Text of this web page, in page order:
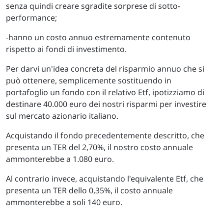
senza quindi creare sgradite sorprese di sotto-
performance;
-hanno un costo annuo estremamente contenuto
rispetto ai fondi di investimento.
Per darvi un'idea concreta del risparmio annuo che si
può ottenere, semplicemente sostituendo in
portafoglio un fondo con il relativo Etf, ipotizziamo di
destinare 40.000 euro dei nostri risparmi per investire
sul mercato azionario italiano.
Acquistando il fondo precedentemente descritto, che
presenta un TER del 2,70%, il nostro costo annuale
ammonterebbe a 1.080 euro.
Al contrario invece, acquistando l'equivalente Etf, che
presenta un TER dello 0,35%, il costo annuale
ammonterebbe a soli 140 euro.